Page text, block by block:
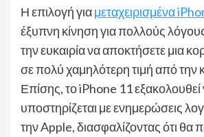
Η επιλογή γιαμεταχειρισμένα
έξυπνη κίνηση για πολλούς
την ευκαιρία να αποκτήσετε μια
σε πολύ χαμηλότερη τιμή από την
Επίσης, το iPhone 11 εξακολουθεί
υποστηρίζεται με ενημερώσεις
την Apple, διασφαλίζοντας ότι θα